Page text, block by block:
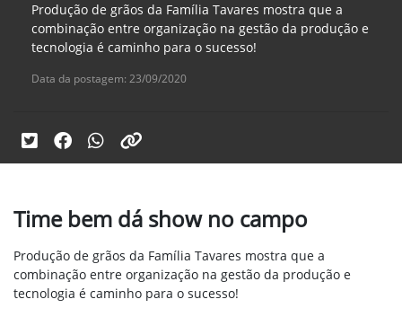
Produção de grãos da Família Tavares mostra que a
combinação entre organização na gestão da produção e
tecnologia é caminho para o sucesso!
Data da postagem: 23/09/2020
Time bem dá show no campo
Produção de grãos da Família Tavares mostra que a
combinação entre organização na gestão da produção e
tecnologia é caminho para o sucesso!